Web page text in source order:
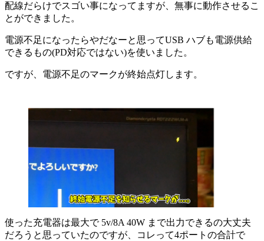
配線だらけでスゴい事になってますが、無事に動作させるこ
とができました。
電源不足になったらやだなーと思ってUSB ハブも電源供給
できるもの(PD対応ではない)を使いました。
ですが、電源不足のマークが終始点灯します。
使った充電器は最大で 5v/8A 40W まで出力できるの大丈夫
だろうと思っていたのですが、コレって4ポートの合計で